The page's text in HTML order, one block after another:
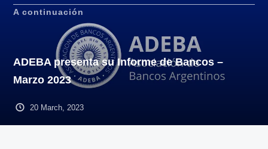
A continuación
ADEBA presenta su Informe de Bancos –
Marzo 2023
20 March, 2023